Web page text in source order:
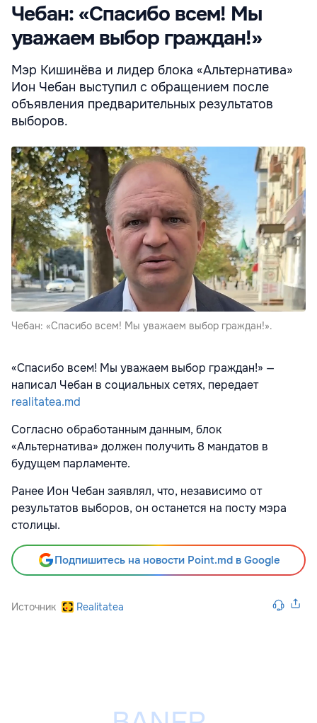
Чебан: «Спасибо всем! Мы
уважаем выбор граждан!»
Мэр Кишинёва и лидер блока «Альтернатива»
Ион Чебан выступил с обращением после
объявления предварительных результатов
выборов.
Чебан: «Спасибо всем! Мы уважаем выбор граждан!».
«Спасибо всем! Мы уважаем выбор граждан!» —
написал Чебан в социальных сетях, передает
realitatea.md
Согласно обработанным данным, блок
«Альтернатива» должен получить 8 мандатов в
будущем парламенте.
Ранее Ион Чебан заявлял, что, независимо от
результатов выборов, он останется на посту мэра
столицы.
Подпишитесь на новости Point.md в Google
Источник Realitatea